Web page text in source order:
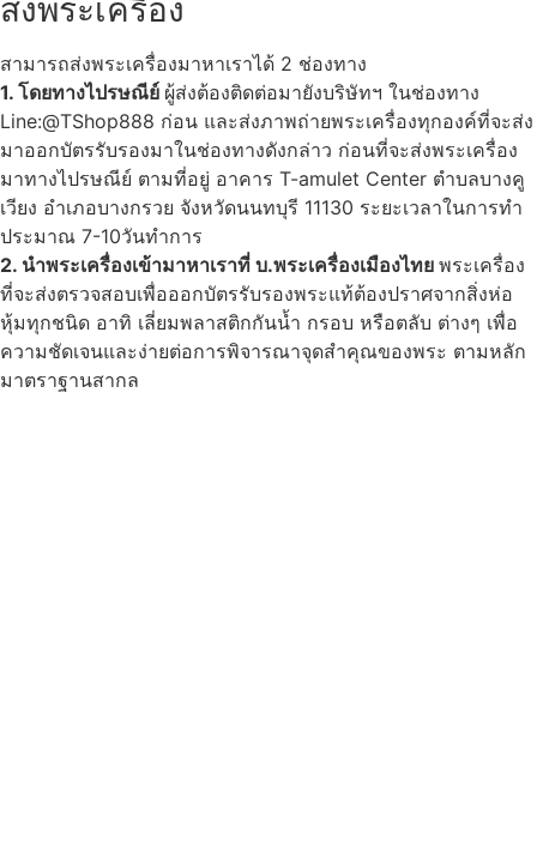
ส่งพระเครื่อง
สามารถส่งพระเครื่องมาหาเราได้ 2 ช่องทาง
1. โดยทางไปรษณีย์ ผู้ส่งต้องติดต่อมายังบริษัทฯ ในช่องทาง
Line:@TShop888 ก่อน และส่งภาพถ่ายพระเครื่องทุกองค์ที่จะส่ง
มาออกบัตรรับรองมาในช่องทางดังกล่าว ก่อนที่จะส่งพระเครื่อง
มาทางไปรษณีย์ ตามที่อยู่ อาคาร T-amulet Center ตำบลบางคู
เวียง อำเภอบางกรวย จังหวัดนนทบุรี 11130 ระยะเวลาในการทำ
ประมาณ 7-10วันทำการ
2. นำพระเครื่องเข้ามาหาเราที่ บ.พระเครื่องเมืองไทย พระเครื่อง
ที่จะส่งตรวจสอบเพื่อออกบัตรรับรองพระแท้ต้องปราศจากสิ่งห่อ
หุ้มทุกชนิด อาทิ เลี่ยมพลาสติกกันน้ำ กรอบ หรือตลับ ต่างๆ เพื่อ
ความชัดเจนและง่ายต่อการพิจารณาจุดสำคุณของพระ ตามหลัก
มาตราฐานสากล